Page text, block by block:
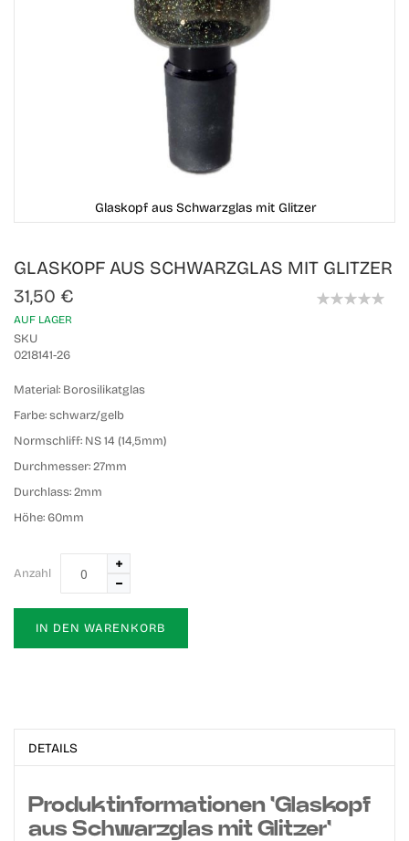
GLASKOPF AUS SCHWARZGLAS MIT GLITZER
31,50 €
AUF LAGER
SKU
0218141-26
Material: Borosilikatglas
Farbe:schwarz/gelb
Normschliff: NS 14 (14,5mm)
Durchmesser:27mm
Durchlass:2mm
Höhe:60mm
Anzahl
IN DEN WARENKORB
Glaskopf aus Schwarzglas mit Glitzer
to
beginning
of
images
gallery
DETAILS
Produktinformationen 'Glaskopf
aus Schwarzglas mit Glitzer'